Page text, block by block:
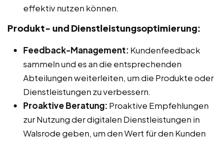
effektiv nutzen können.
Produkt- und Dienstleistungsoptimierung:
Feedback-Management: Kundenfeedback
sammeln und es an die entsprechenden
Abteilungen weiterleiten, um die Produkte oder
Dienstleistungen zu verbessern.
Proaktive Beratung: Proaktive Empfehlungen
zur Nutzung der digitalen Dienstleistungen in
Walsrode geben, um den Wert für den Kunden